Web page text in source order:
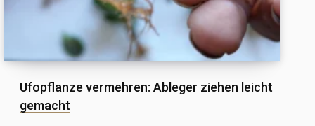
Ufopflanze vermehren: Ableger ziehen leicht
gemacht